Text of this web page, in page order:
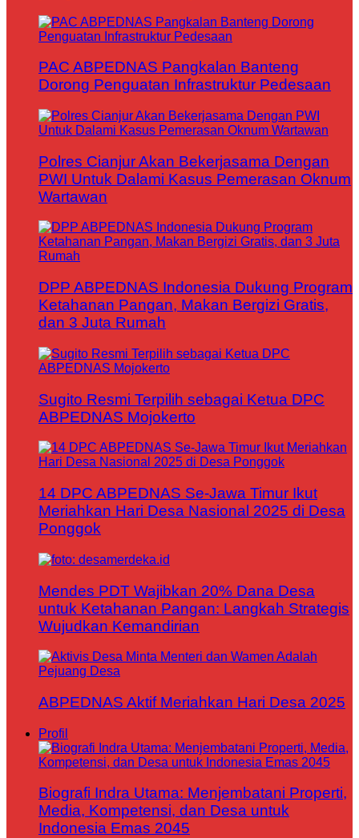
PAC ABPEDNAS Pangkalan Banteng
Dorong Penguatan Infrastruktur Pedesaan
Polres Cianjur Akan Bekerjasama Dengan
PWI Untuk Dalami Kasus Pemerasan Oknum
Wartawan
DPP ABPEDNAS Indonesia Dukung Program
Ketahanan Pangan, Makan Bergizi Gratis,
dan 3 Juta Rumah
Sugito Resmi Terpilih sebagai Ketua DPC
ABPEDNAS Mojokerto
14 DPC ABPEDNAS Se-Jawa Timur Ikut
Meriahkan Hari Desa Nasional 2025 di Desa
Ponggok
Mendes PDT Wajibkan 20% Dana Desa
untuk Ketahanan Pangan: Langkah Strategis
Wujudkan Kemandirian
ABPEDNAS Aktif Meriahkan Hari Desa 2025
Profil
Biografi Indra Utama: Menjembatani Properti,
Media, Kompetensi, dan Desa untuk
Indonesia Emas 2045